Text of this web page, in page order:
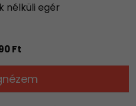
nélküli egér
Ft